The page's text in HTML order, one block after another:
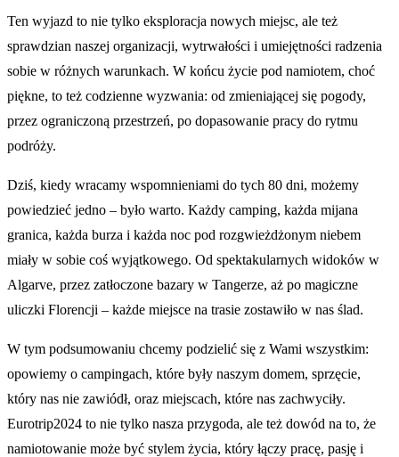
Ten wyjazd to nie tylko eksploracja nowych miejsc, ale też
sprawdzian naszej organizacji, wytrwałości i umiejętności radzenia
sobie w różnych warunkach. W końcu życie pod namiotem, choć
piękne, to też codzienne wyzwania: od zmieniającej się pogody,
przez ograniczoną przestrzeń, po dopasowanie pracy do rytmu
podróży.
Dziś, kiedy wracamy wspomnieniami do tych 80 dni, możemy
powiedzieć jedno – było warto. Każdy camping, każda mijana
granica, każda burza i każda noc pod rozgwieżdżonym niebem
miały w sobie coś wyjątkowego. Od spektakularnych widoków w
Algarve, przez zatłoczone bazary w Tangerze, aż po magiczne
uliczki Florencji – każde miejsce na trasie zostawiło w nas ślad.
W tym podsumowaniu chcemy podzielić się z Wami wszystkim:
opowiemy o campingach, które były naszym domem, sprzęcie,
który nas nie zawiódł, oraz miejscach, które nas zachwyciły.
Eurotrip2024 to nie tylko nasza przygoda, ale też dowód na to, że
namiotowanie może być stylem życia, który łączy pracę, pasję i